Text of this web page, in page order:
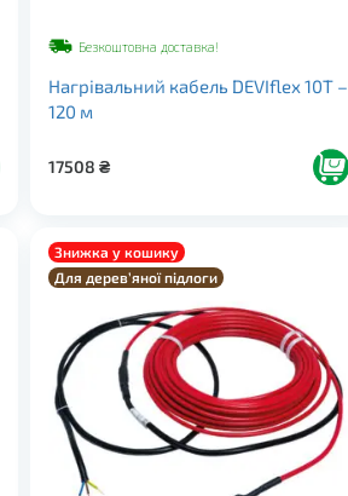
Безкоштовна доставка!
Нагрівальний кабель DEVIflex 10Т –
120 м
17508₴
Знижка у кошику
Для дерев’яної підлоги